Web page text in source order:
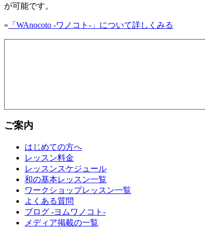
が可能です。
» 「WAnocoto -ワノコト-」について詳しくみる
ご案内
はじめての方へ
レッスン料金
レッスンスケジュール
和の基本レッスン一覧
ワークショップレッスン一覧
よくある質問
ブログ -ヨムワノコト-
メディア掲載の一覧